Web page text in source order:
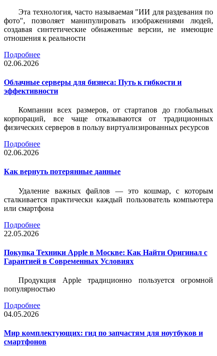
Эта технология, часто называемая "ИИ для раздевания по
фото", позволяет манипулировать изображениями людей,
создавая синтетические обнаженные версии, не имеющие
отношения к реальности
Подробнее
02.06.2026
Облачные серверы для бизнеса: Путь к гибкости и
эффективности
Компании всех размеров, от стартапов до глобальных
корпораций, все чаще отказываются от традиционных
физических серверов в пользу виртуализированных ресурсов
Подробнее
02.06.2026
Как вернуть потерянные данные
Удаление важных файлов — это кошмар, с которым
сталкивается практически каждый пользователь компьютера
или смартфона
Подробнее
22.05.2026
Покупка Техники Apple в Москве: Как Найти Оригинал с
Гарантией в Современных Условиях
Продукция Apple традиционно пользуется огромной
популярностью
Подробнее
04.05.2026
Мир комплектующих: гид по запчастям для ноутбуков и
смартфонов